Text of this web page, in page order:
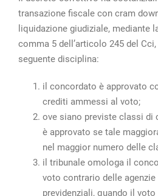
transazione fiscale con cram
liquidazione giudiziale, mediante
comma 5 dell’articolo 245 del
seguente disciplina:
il concordato è approvato
crediti ammessi al voto;
ove siano previste classi di
è approvato se tale
nel maggior numero delle
il tribunale omologa il
voto contrario delle
previdenziali, quando il